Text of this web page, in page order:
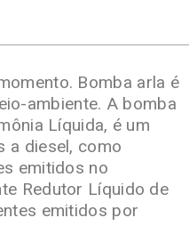
Bomba arla é
ambiente. A bomba
Líquida, é um
a diesel, como
emitidos no
Redutor Líquido de
emitidos por